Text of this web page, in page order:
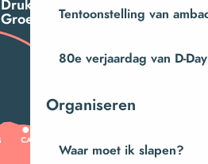
Tentoonstelling van
80e verjaardag van D-Day
Organiseren
Waar moet ik slapen?
Druk Op
Groepen